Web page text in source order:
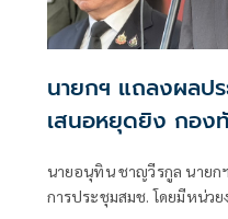
นายกฯ แถลงผลป
เสนอหยุดยิง กอง
นายอนุทิน ชาญวีรกูล นายก
การประชุมสมช. โดยมีหน่วย